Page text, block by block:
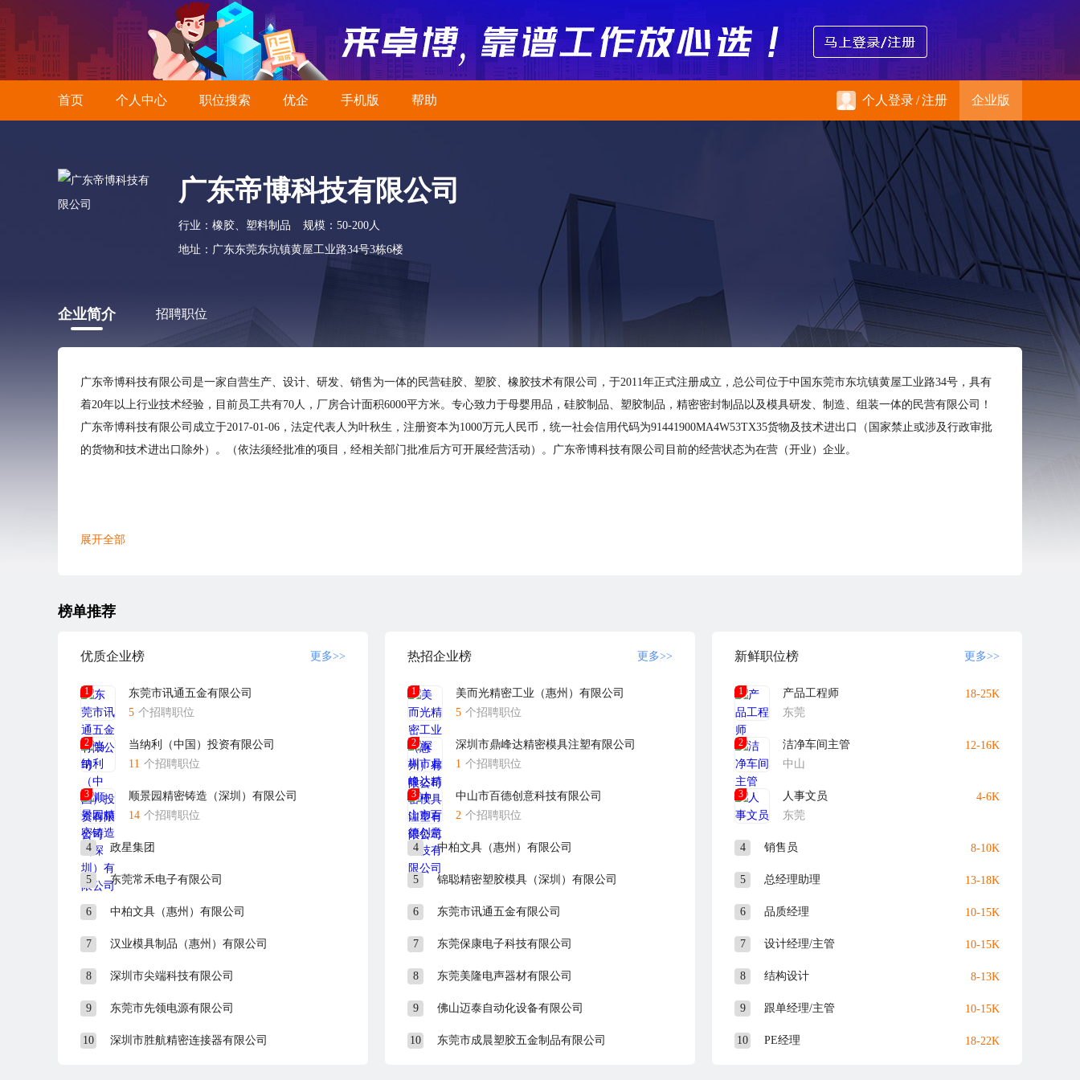
首页 个人中心 职位搜索 优企 手机版 帮助 个人登录/注册 企业版
广东帝博科技有限公司
行业：橡胶、塑料制品
规模：50-200人
地址：广东东莞东坑镇黄屋工业路34号3栋6楼
企业简介 招聘职位
广东帝博科技有限公司是一家自营生产、设计、研发、销售为一体的民营硅胶、塑胶、橡胶技术有限公司，于2011年正式注册成立，总公司位于中国东莞市东坑镇黄屋工业路34号，具有
着20年以上行业技术经验，目前员工共有70人，厂房合计面积6000平方米。专心致力于母婴用品，硅胶制品、塑胶制品，精密密封制品以及模具研发、制造、组装一体的民营有限公司！
广东帝博科技有限公司成立于2017-01-06，法定代表人为叶秋生，注册资本为1000万元人民币，统一社会信用代码为91441900MA4W53TX35货物及技术进出口（国家禁止或涉及行政审批
的货物和技术进出口除外）。（依法须经批准的项目，经相关部门批准后方可开展经营活动）。广东帝博科技有限公司目前的经营状态为在营（开业）企业。
展开全部
榜单推荐
优质企业榜 更多>>
1
东莞市讯通五金有限公司
5 个招聘职位
2
当纳利（中国）投资有限公司
11 个招聘职位
3
顺景园精密铸造（深圳）有限公司
14 个招聘职位
4 政星集团
5 东莞常禾电子有限公司
6 中柏文具（惠州）有限公司
7 汉业模具制品（惠州）有限公司
8 深圳市尖端科技有限公司
9 东莞市先领电源有限公司
10 深圳市胜航精密连接器有限公司
热招企业榜 更多>>
1
美而光精密工业（惠州）有限公司
5 个招聘职位
2
深圳市鼎峰达精密模具注塑有限公司
1 个招聘职位
3
中山市百德创意科技有限公司
2 个招聘职位
4 中柏文具（惠州）有限公司
5 锦聪精密塑胶模具（深圳）有限公司
6 东莞市讯通五金有限公司
7 东莞保康电子科技有限公司
8 东莞美隆电声器材有限公司
9 佛山迈泰自动化设备有限公司
10 东莞市成晨塑胶五金制品有限公司
新鲜职位榜 更多>>
1
产品工程师
东莞
18-25K
2
洁净车间主管
中山
12-16K
3
人事文员
东莞
4-6K
4 销售员 8-10K
5 总经理助理 13-18K
6 品质经理 10-15K
7 设计经理/主管 10-15K
8 结构设计 8-13K
9 跟单经理/主管 10-15K
10 PE经理 18-22K